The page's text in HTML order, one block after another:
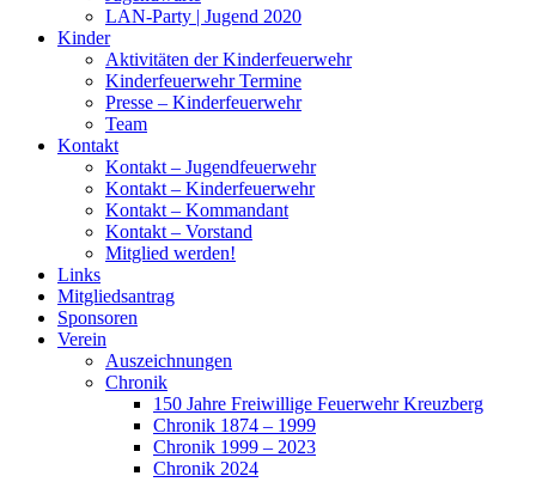
LAN-Party | Jugend 2020
Kinder
Aktivitäten der Kinderfeuerwehr
Kinderfeuerwehr Termine
Presse – Kinderfeuerwehr
Team
Kontakt
Kontakt – Jugendfeuerwehr
Kontakt – Kinderfeuerwehr
Kontakt – Kommandant
Kontakt – Vorstand
Mitglied werden!
Links
Mitgliedsantrag
Sponsoren
Verein
Auszeichnungen
Chronik
150 Jahre Freiwillige Feuerwehr Kreuzberg
Chronik 1874 – 1999
Chronik 1999 – 2023
Chronik 2024